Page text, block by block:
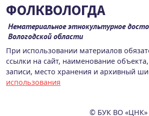
ФОЛКВОЛОГДА
Нематериальное этнокультурное
Вологодской области
При использовании материалов
ссылки на сайт, наименование
записи, место хранения и архивный
использования
© БУК ВО «ЦНК»